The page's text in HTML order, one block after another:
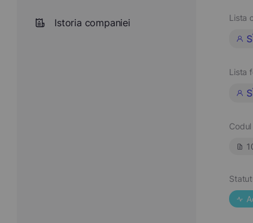
Istoria companiei Lista
Lista